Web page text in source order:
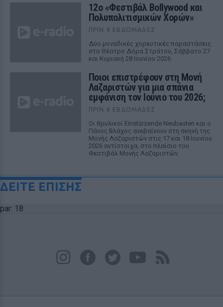
12ο «Φεστιβάλ Bollywood και
Πολυπολιτισμικών Χορών»
ΠΡΙΝ 8 ΕΒΔΟΜΆΔΕΣ
Δύο μοναδικές χορευτικές παραστάσεις
στο Θέατρο Δόρα Στράτου, Σάββατο 27
και Κυριακή 28 Ιουνίου 2026
Ποιοι επιστρέφουν στη Μονή
Λαζαριστών για μια σπάνια
εμφάνιση τον Ιούνιο του 2026;
ΠΡΙΝ 8 ΕΒΔΟΜΆΔΕΣ
Οι θρυλικοί Einstürzende Neubauten και ο
Πάνος Βλάχος ανεβαίνουν στη σκηνή της
Μονής Λαζαριστών στις 17 και 18 Ιουνίου
2026 αντίστοιχα, στο πλαίσιο του
Φεστιβάλ Μονής Λαζαριστών.
ΔΕΙΤΕ ΕΠΙΣΗΣ
par: 18